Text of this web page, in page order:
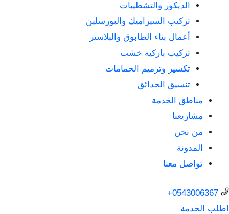
الديكور والتشطيبات
تركيب السيراميك والبورسلين
أعمال بناء الطابوق والبلاستر
تركيب باركيه خشب
تكسير وترميم الحمامات
تنسيق الحدائق
مناطق الخدمة
مشاريعنا
من نحن
المدونة
تواصل معنا
0543006367+
اطلب الخدمة